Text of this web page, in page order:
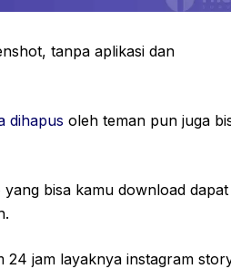
tanpa aplikasi dan
dihapus oleh teman pun juga
bisa kamu download dapat
24 jam layaknya instagram